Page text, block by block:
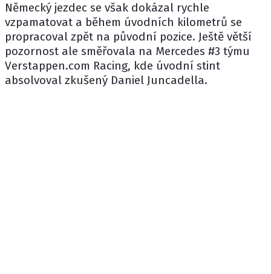
Německý jezdec se však dokázal rychle
vzpamatovat a během úvodních kilometrů se
propracoval zpět na původní pozice. Ještě větší
pozornost ale směřovala na Mercedes #3 týmu
Verstappen.com Racing, kde úvodní stint
absolvoval zkušený Daniel Juncadella.